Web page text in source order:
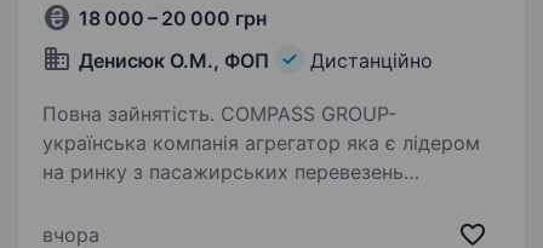
18 000 – 20 000 грн
Денисюк О.М., ФОП
Дистанційно
Повна зайнятість. COMPASS GROUP-
українська компанія агрегатор яка є лідером
на ринку з пасажирських перевезень
бронювання квитків на автобуси. Запрошуємо
вчора